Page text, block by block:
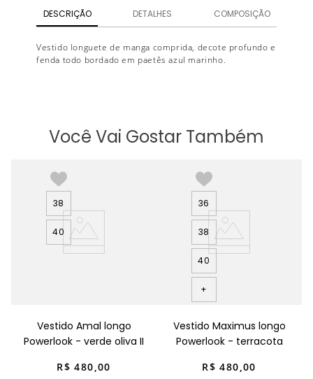
DESCRIÇÃO DETALHES COMPOSIÇÃO
Vestido longuete de manga comprida, decote profundo e
fenda todo bordado em paetês azul marinho.
Você Vai Gostar Também
38
40
Vestido Amal longo
Powerlook - verde oliva II
R$ 480,00
36
38
40
+
Vestido Maximus longo
Powerlook - terracota
R$ 480,00